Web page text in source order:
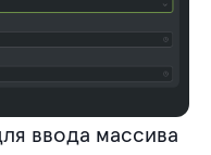
ввода массива